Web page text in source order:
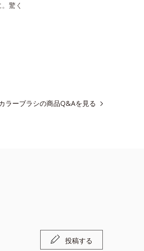
驚く
ラーブラシの商品Q&Aを見る
投稿する